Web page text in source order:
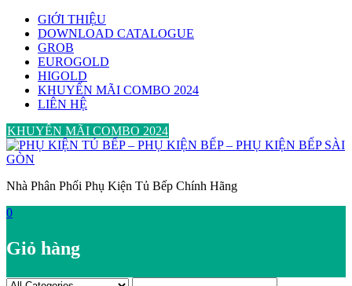
Skip
content
GIỚI THIỆU
DOWNLOAD CATALOGUE
GROB
EUROGOLD
HIGOLD
KHUYẾN MÃI COMBO 2024
LIÊN HỆ
KHUYẾN MÃI COMBO 2024
Nhà Phân Phối Phụ Kiện Tủ Bếp Chính Hãng
0
Giỏ hàng